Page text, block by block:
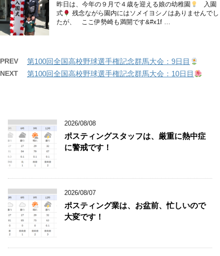
昨日は、今年の９月で４歳を迎える娘の幼稚園
入園
式
残念ながら園内にはソメイヨシノはありませんでし
たが、 ここ伊勢崎も満開です&#x1f …
PREV 第100回全国高校野球選手権記念群馬大会：9日目
NEXT 第100回全国高校野球選手権記念群馬大会：10日目
2026/08/08
ポスティングスタッフは、厳重に熱中症
に警戒です！
2026/08/07
ポスティング業は、お盆前、忙しいので
大変です！